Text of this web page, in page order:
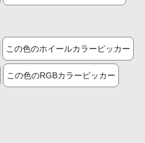
この色のホイールカラーピッカー
この色のRGBカラーピッカー